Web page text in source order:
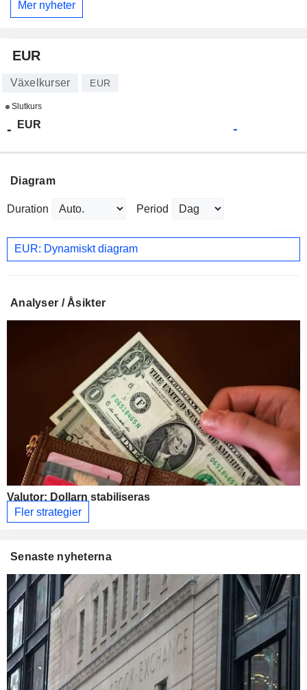
Mer nyheter
EUR
Växelkurser EUR
Slutkurs
- EUR -
Diagram
Duration Period
EUR: Dynamiskt diagram
Analyser / Åsikter
Valutor: Dollarn stabiliseras
Fler strategier
Senaste nyheterna